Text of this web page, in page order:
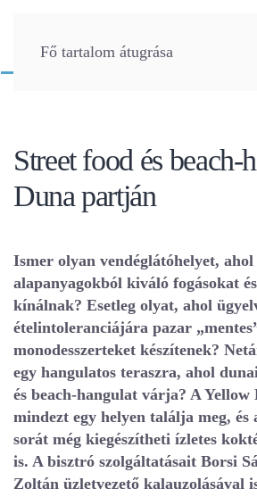
Fő tartalom átugrása
Street food és beach-
Duna partján
Ismer olyan vendéglátóhelyet, ahol
alapanyagokból kiváló fogásokat
kínálnak? Esetleg olyat, ahol
ételintoleranciájára pazar
monodesszerteket készítenek?
egy hangulatos teraszra, ahol
és beach-hangulat várja? A
mindezt egy helyen találja meg, és
sorát még kiegészítheti ízletes
is. A bisztró szolgáltatásait Borsi
Zoltán üzletvezető kalauzolásával